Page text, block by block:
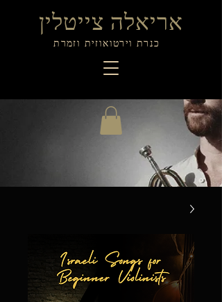
אריאלה צייטלין
כנרת וירטואוזית וזמרת